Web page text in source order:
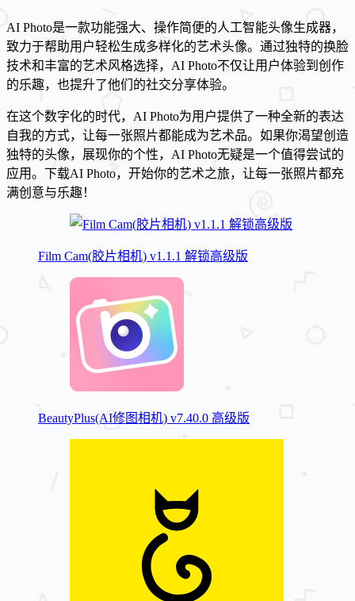
AI Photo是一款功能强大、操作简便的人工智能头像生成器，
致力于帮助用户轻松生成多样化的艺术头像。通过独特的换脸
技术和丰富的艺术风格选择，AI Photo不仅让用户体验到创作
的乐趣，也提升了他们的社交分享体验。
在这个数字化的时代，AI Photo为用户提供了一种全新的表达
自我的方式，让每一张照片都能成为艺术品。如果你渴望创造
独特的头像，展现你的个性，AI Photo无疑是一个值得尝试的
应用。下载AI Photo，开始你的艺术之旅，让每一张照片都充
满创意与乐趣！
Film Cam(胶片相机) v1.1.1 解锁高级版
BeautyPlus(AI修图相机) v7.40.0 高级版